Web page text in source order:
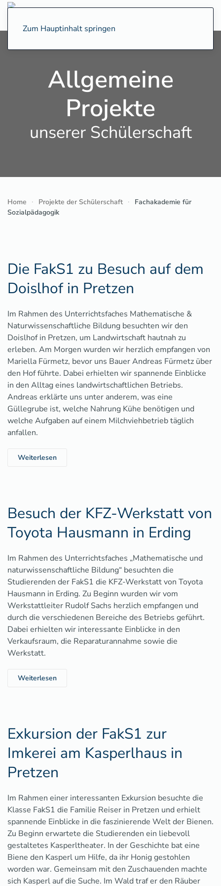
Zum Hauptinhalt springen
Allgemeine
Projekte
unserer Schülerschaft
Home Projekte der Schülerschaft
Fachakademie für
Sozialpädagogik
Die FakS1 zu Besuch auf dem
Doislhof in Pretzen
Im Rahmen des Unterrichtsfaches Mathematische &
Naturwissenschaftliche Bildung besuchten wir den
Doislhof in Pretzen, um Landwirtschaft hautnah zu
erleben. Am Morgen wurden wir herzlich empfangen von
Mariella Fürmetz, bevor uns Bauer Andreas Fürmetz über
den Hof führte. Dabei erhielten wir spannende Einblicke
in den Alltag eines landwirtschaftlichen Betriebs.
Andreas erklärte uns unter anderem, was eine
Güllegrube ist, welche Nahrung Kühe benötigen und
welche Aufgaben auf einem Milchviehbetrieb täglich
anfallen.
Weiterlesen
Besuch der KFZ-Werkstatt von
Toyota Hausmann in Erding
Im Rahmen des Unterrichtsfaches „Mathematische und
naturwissenschaftliche Bildung“ besuchten die
Studierenden der FakS1 die KFZ-Werkstatt von Toyota
Hausmann in Erding. Zu Beginn wurden wir vom
Werkstattleiter Rudolf Sachs herzlich empfangen und
durch die verschiedenen Bereiche des Betriebs geführt.
Dabei erhielten wir interessante Einblicke in den
Verkaufsraum, die Reparaturannahme sowie die
Werkstatt.
Weiterlesen
Exkursion der FakS1 zur
Imkerei am Kasperlhaus in
Pretzen
Im Rahmen einer interessanten Exkursion besuchte die
Klasse FakS1 die Familie Reiser in Pretzen und erhielt
spannende Einblicke in die faszinierende Welt der Bienen.
Zu Beginn erwartete die Studierenden ein liebevoll
gestaltetes Kasperltheater. In der Geschichte bat eine
Biene den Kasperl um Hilfe, da ihr Honig gestohlen
worden war. Gemeinsam mit den Zuschauenden machte
sich Kasperl auf die Suche. Im Wald traf er den Räuber